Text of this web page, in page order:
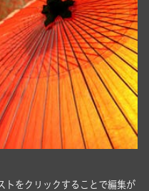
トをクリックすることで編集が